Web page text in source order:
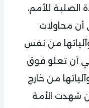
الصلبة للأمم،
محاولات
من نفس
في أن تعلو فوق
من خارج
شهدت الأمة